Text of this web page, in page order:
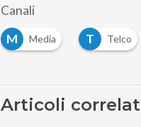
Canali
M
Media T Telco
Articoli